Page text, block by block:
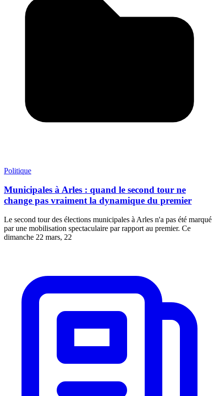
Politique
Municipales à Arles : quand le second tour ne
change pas vraiment la dynamique du premier
Le second tour des élections municipales à Arles n'a pas été marqué
par une mobilisation spectaculaire par rapport au premier. Ce
dimanche 22 mars, 22